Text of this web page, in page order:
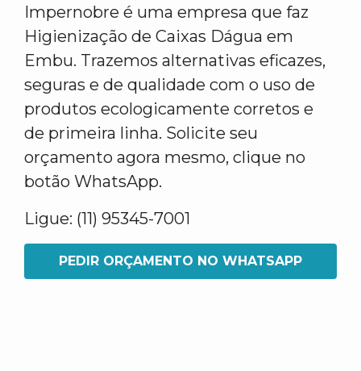
Impernobre é uma empresa que faz
Higienização de Caixas Dágua em
Embu. Trazemos alternativas eficazes,
seguras e de qualidade com o uso de
produtos ecologicamente corretos e
de primeira linha. Solicite seu
orçamento agora mesmo, clique no
botão WhatsApp.
Ligue: (11) 95345-7001
PEDIR ORÇAMENTO NO WHATSAPP